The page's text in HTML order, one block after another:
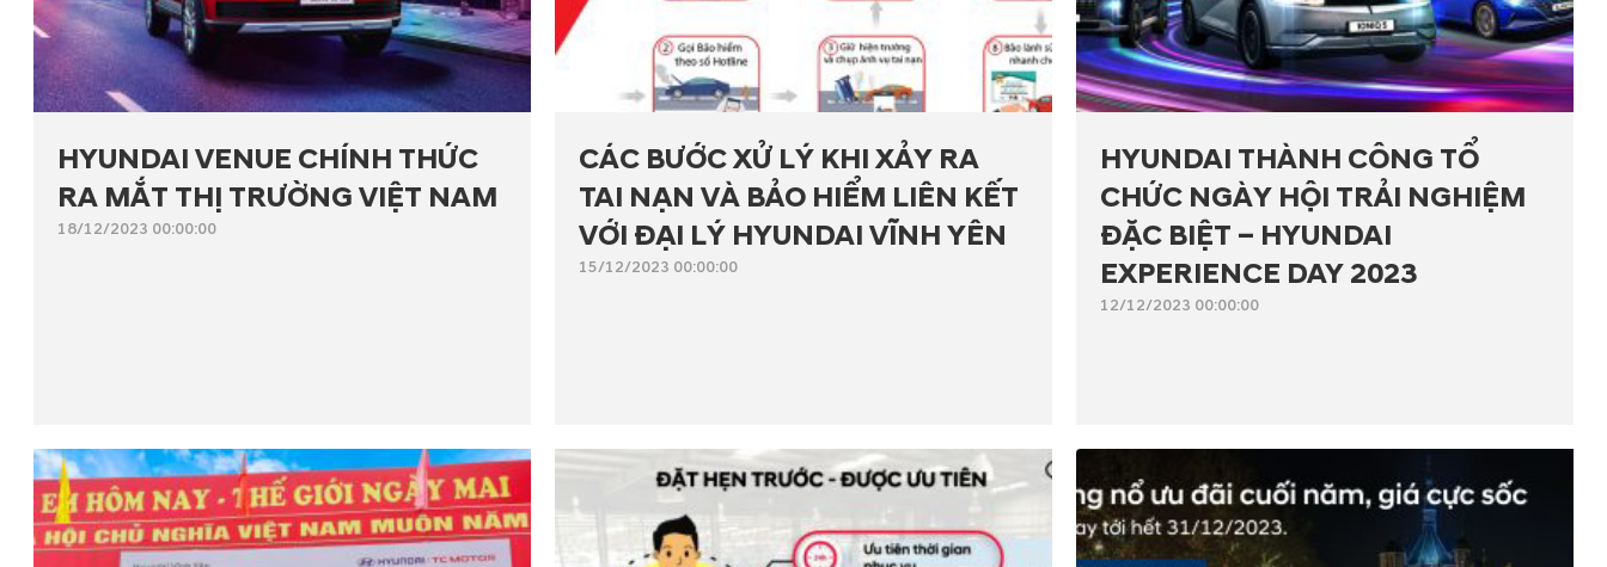
HYUNDAI VENUE CHÍNH THỨC
RA MẮT THỊ TRƯỜNG VIỆT NAM
18/12/2023 00:00:00
CÁC BƯỚC XỬ LÝ KHI XẢY RA
TAI NẠN VÀ BẢO HIỂM LIÊN KẾT
VỚI ĐẠI LÝ HYUNDAI VĨNH YÊN
15/12/2023 00:00:00
HYUNDAI THÀNH CÔNG TỔ
CHỨC NGÀY HỘI TRẢI NGHIỆM
ĐẶC BIỆT – HYUNDAI
EXPERIENCE DAY 2023
12/12/2023 00:00:00